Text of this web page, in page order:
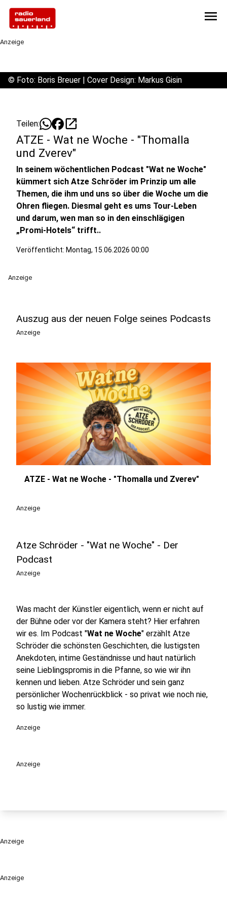
menu
Anzeige
Anzeige
© Foto: Boris Breuer | Cover Design: Markus Gisin
Teilen: open_in_new
ATZE - Wat ne Woche - "Thomalla
und Zverev"
In seinem wöchentlichen Podcast "Wat ne Woche"
kümmert sich Atze Schröder im Prinzip um alle
Themen, die ihm und uns so über die Woche um die
Ohren fliegen. Diesmal geht es ums Tour-Leben
und darum, wen man so in den einschlägigen
„Promi-Hotels“ trifft..
Veröffentlicht: Montag, 15.06.2026 00:00
Anzeige
Auszug aus der neuen Folge seines Podcasts
Anzeige
ATZE - Wat ne Woche - "Thomalla und Zverev"
Anzeige
Atze Schröder - "Wat ne Woche" - Der
Podcast
Anzeige
Was macht der Künstler eigentlich, wenn er nicht auf
der Bühne oder vor der Kamera steht? Hier erfahren
wir es. Im Podcast "Wat ne Woche" erzählt Atze
Schröder die schönsten Geschichten, die lustigsten
Anekdoten, intime Geständnisse und haut natürlich
seine Lieblingspromis in die Pfanne, so wie wir ihn
kennen und lieben. Atze Schröder und sein ganz
persönlicher Wochenrückblick - so privat wie noch nie,
so lustig wie immer.
Anzeige
Anzeige
Anzeige